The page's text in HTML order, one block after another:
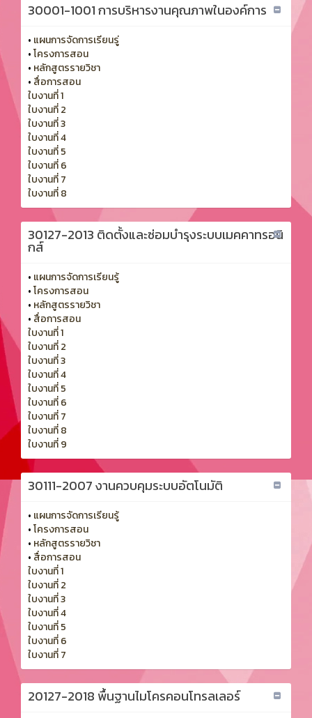
30001-1001 การบริหารงานคุณภาพในองค์การ
• แผนการจัดการเรียนรู่
•โครงการสอน
• หลักสูตรรายวิชา
• สื่อการสอน
ใบงานที่ 1
ใบงานที่ 2
ใบงานที่ 3
ใบงานที่ 4
ใบงานที่ 5
ใบงานที่ 6
ใบงานที่ 7
ใบงานที่ 8
30127-2013 ติดตั้งและซ่อมบำรุงระบบเมคคาทรอนิ
กส์
• แผนการจัดการเรียนรู้
•โครงการสอน
• หลักสูตรรายวิชา
• สื่อการสอน
ใบงานที่ 1
ใบงานที่ 2
ใบงานที่ 3
ใบงานที่ 4
ใบงานที่ 5
ใบงานที่ 6
ใบงานที่ 7
ใบงานที่ 8
ใบงานที่ 9
30111-2007 งานควบคุมระบบอัตโนมัติ
• แผนการจัดการเรียนรู้
•โครงการสอน
• หลักสูตรรายวิชา
• สื่อการสอน
ใบงานที่ 1
ใบงานที่ 2
ใบงานที่ 3
ใบงานที่ 4
ใบงานที่ 5
ใบงานที่ 6
ใบงานที่ 7
20127-2018 พื้นฐานไมโครคอนโทรลเลอร์